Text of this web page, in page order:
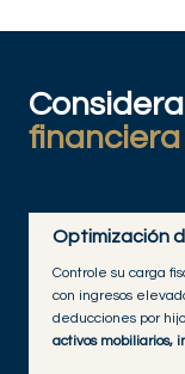
financiera
Optimización
Controle su carga
con ingresos
deducciones por
activos mobiliarios,